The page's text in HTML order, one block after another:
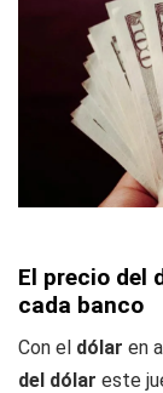
El precio del
cada banco
Con el dólar en
del dólar este